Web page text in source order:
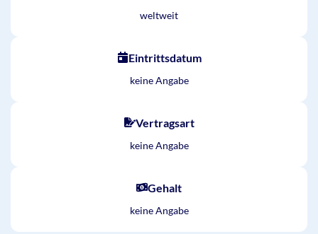
weltweit
Eintrittsdatum
keine Angabe
Vertragsart
keine Angabe
Gehalt
keine Angabe